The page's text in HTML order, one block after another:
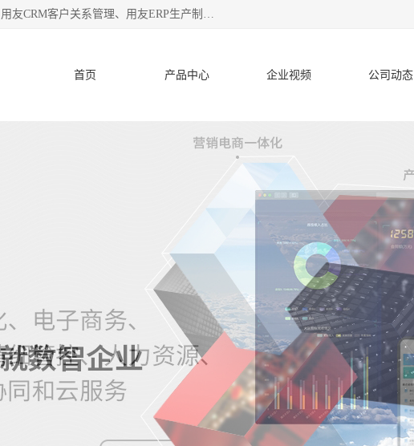
杭州协友软件有限公司主营：用友财务软件、用友进销存软件、用友OA办公自动化、用友CRM客户关系管理、用友ERP生产制造管理等;是一家用友管理软件咨询服务商。自创立至今，一直致力于为客户提供顾问式ERP管理解决方案务，为企业提供了财务管理、供应链和物流管理、生产制造管理、管理、知识与协同管理、客户关系管理等信息化建设领域的应用。
首页 产品中心 企业视频 公司动态